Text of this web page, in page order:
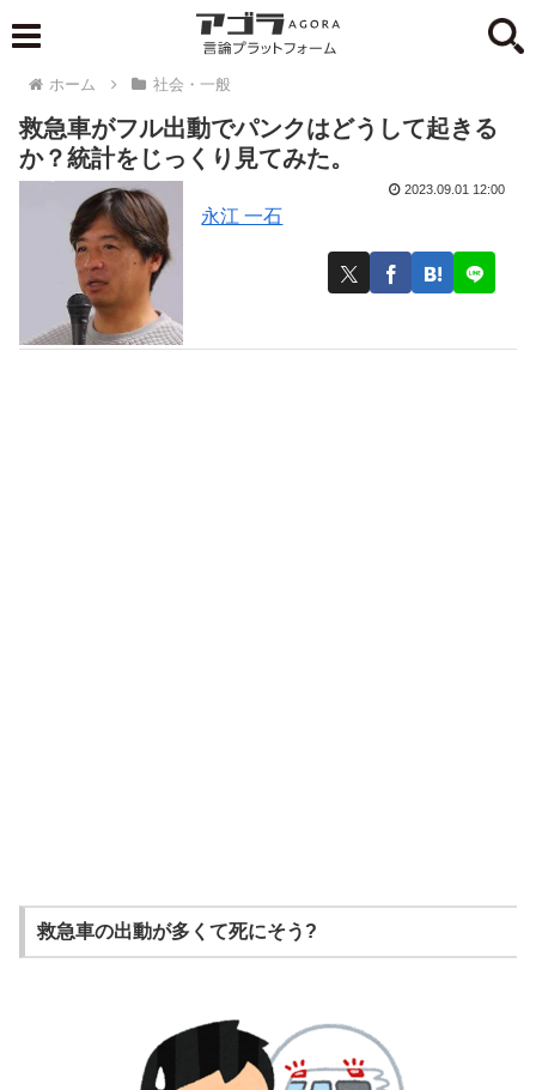
ホーム 社会・一般
救急車がフル出動でパンクはどうして起きる
か？統計をじっくり見てみた。
永江 一石
2023.09.01 12:00
救急車の出動が多くて死にそう?